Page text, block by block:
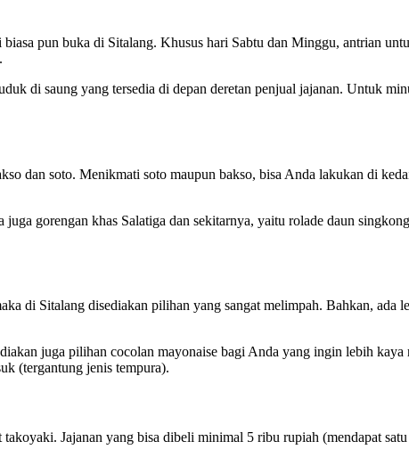
biasa pun buka di Sitalang. Khusus hari Sabtu dan Minggu, antrian
di saung yang tersedia di depan deretan penjual jajanan. Untuk
dan soto. Menikmati soto maupun bakso, bisa Anda lakukan di
gorengan khas Salatiga dan sekitarnya, yaitu rolade daun
di Sitalang disediakan pilihan yang sangat melimpah. Bahkan, ada
juga pilihan cocolan mayonaise bagi Anda yang ingin lebih
(tergantung jenis tempura).
Jajanan yang bisa dibeli minimal 5 ribu rupiah (mendapat